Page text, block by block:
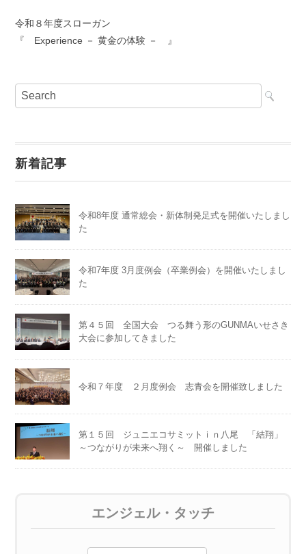
令和８年度スローガン
『 Experience － 黄金の体験 － 』
新着記事
令和8年度 通常総会・新体制発足式を開催いたしまし
た
令和7年度 3月度例会（卒業例会）を開催いたしまし
た
第４５回 全国大会 つる舞う形のGUNMAいせさき
大会に参加してきました
令和７年度 ２月度例会 志青会を開催致しました
第１５回 ジュニエコサミットｉｎ八尾 「結翔」
～つながりが未来へ翔く～ 開催しました
エンジェル・タッチ